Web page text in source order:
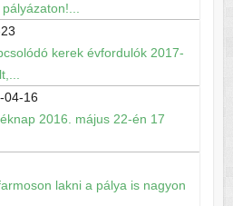
kerek évfordulók 2017-
04-16
2016. május 22-én 17
lakni a pálya is nagyon